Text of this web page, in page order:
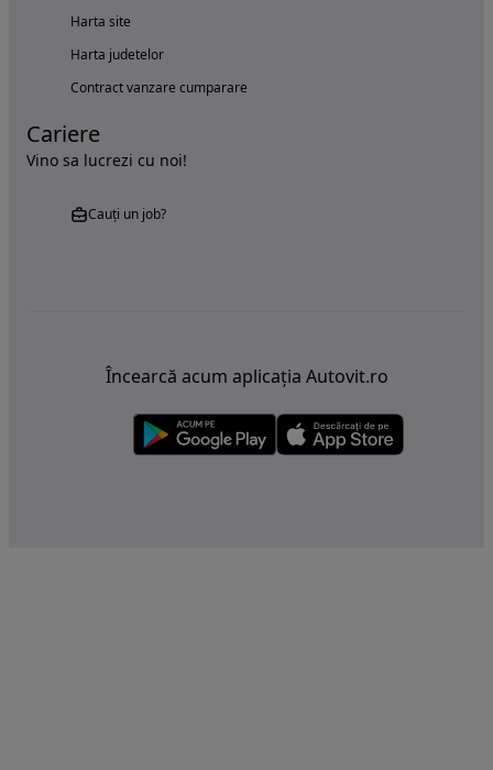
Harta site
Harta judetelor
Contract vanzare cumparare
Cariere
Vino sa lucrezi cu noi!
Cauți un job?
Încearcă acum aplicația Autovit.ro